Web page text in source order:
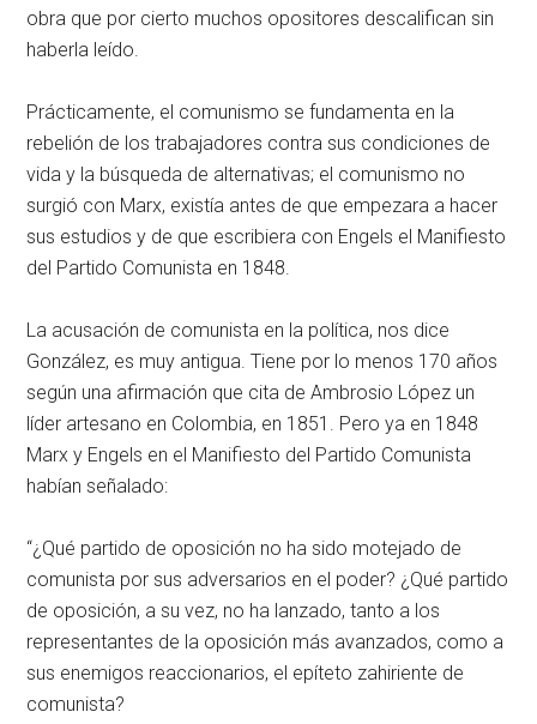
obra que por cierto muchos opositores descalifican sin
haberla leído.
Prácticamente, el comunismo se fundamenta en la
rebelión de los trabajadores contra sus condiciones de
vida y la búsqueda de alternativas; el comunismo no
surgió con Marx, existía antes de que empezara a hacer
sus estudios y de que escribiera con Engels el Manifiesto
del Partido Comunista en 1848.
La acusación de comunista en la política, nos dice
González, es muy antigua. Tiene por lo menos 170 años
según una afirmación que cita de Ambrosio López un
líder artesano en Colombia, en 1851. Pero ya en 1848
Marx y Engels en el Manifiesto del Partido Comunista
habían señalado:
“¿Qué partido de oposición no ha sido motejado de
comunista por sus adversarios en el poder? ¿Qué partido
de oposición, a su vez, no ha lanzado, tanto a los
representantes de la oposición más avanzados, como a
sus enemigos reaccionarios, el epíteto zahiriente de
comunista?